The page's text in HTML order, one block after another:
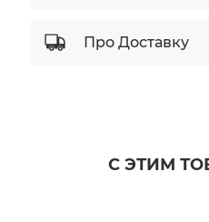
Про Доставку
С ЭТИМ